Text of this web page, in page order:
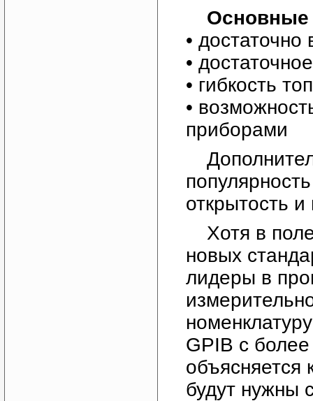
Основные
•
•
• гибкость
•
приборами
открытость
Хотя в
новых
лидеры в
GPIB с
объясняется
будут нужны